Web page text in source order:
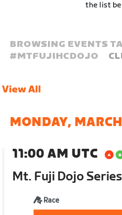
the list
BROWSING EVENTS
#MTFUJIHCDOJO
View All
MONDAY, MARCH
11:00 AM UTC
Mt. Fuji Dojo
Race